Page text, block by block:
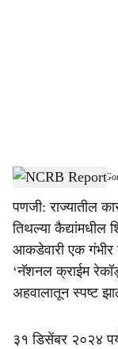
a
r
e
NCRB Report -Dainik
पणजी: राज्यातील
तिथल्या कैद्यांमधील
आकडेवारी एक
‘नॅशनल क्राईम
अहवालातून स्पष्ट
३१ डिसेंबर २०२४